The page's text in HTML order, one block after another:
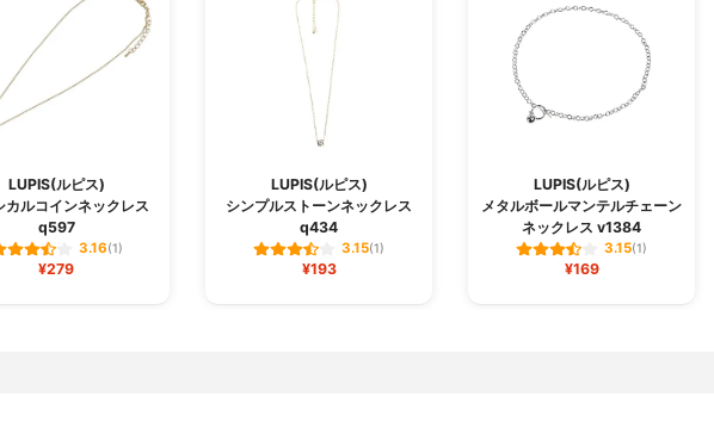
LUPIS(ルピス)
カルコインネックレス
q597
3.16(1)
¥279
LUPIS(ルピス)
シンプルストーンネックレス
q434
3.15(1)
¥193
LUPIS(ルピス)
メタルボールマンテルチェーン
ネックレス v1384
3.15(1)
¥169